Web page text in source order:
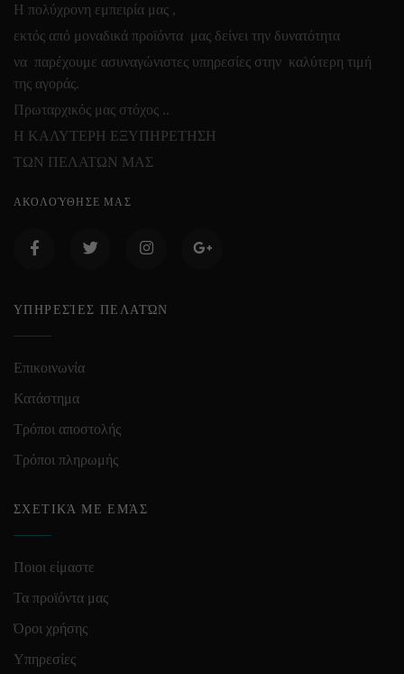
Η πολύχρονη εμπειρία μας ,
εκτός από μοναδικά προϊόντα μας δείνει την δυνατότητα
να παρέχουμε ασυναγώνιστες υπηρεσίες στην καλύτερη τιμή
της αγοράς.
Πρωταρχικός μας στόχος ..
Η ΚΑΛΥΤΕΡΗ ΕΞΥΠΗΡΕΤΗΣΗ
ΤΩΝ ΠΕΛΑΤΩΝ ΜΑΣ
ΑΚΟΛΟΎΘΗΣΕ ΜΑΣ
ΥΠΗΡΕΣΊΕΣ ΠΕΛΑΤΏΝ
Επικοινωνία
Κατάστημα
Τρόποι αποστολής
Τρόποι πληρωμής
ΣΧΕΤΙΚΆ ΜΕ ΕΜΆΣ
Ποιοι είμαστε
Τα προϊόντα μας
Όροι χρήσης
Υπηρεσίες